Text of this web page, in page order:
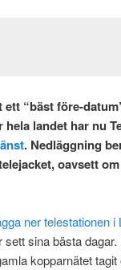
“bäst före-
landet har nu
. Nedläggning
oavsett
ner telestationen i
sina bästa
kopparnätet